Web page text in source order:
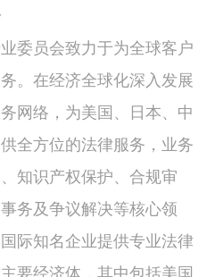
委员会致力于为全球客户
。在经济全球化深入发展
网络，为美国、日本、中
全方位的法律服务，业务
知识产权保护、合规审
务及争议解决等核心领
际知名企业提供专业法律